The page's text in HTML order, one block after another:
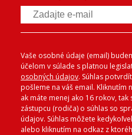
Vaše osobné údaje (email)
účelom v súlade s platnou
osobných údajov. Súhlas
pošleme na váš email. Kliknutím
ak máte menej ako 16 rokov,
zástupcu (rodiča) o súhlas so
údajov. Súhlas môžete
alebo kliknutím na odkaz z